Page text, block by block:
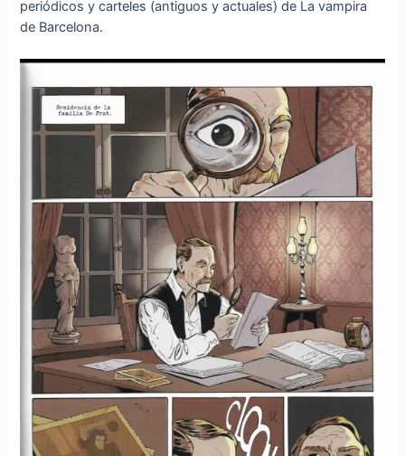
periódicos y carteles (antiguos y actuales) de La vampira
de Barcelona.